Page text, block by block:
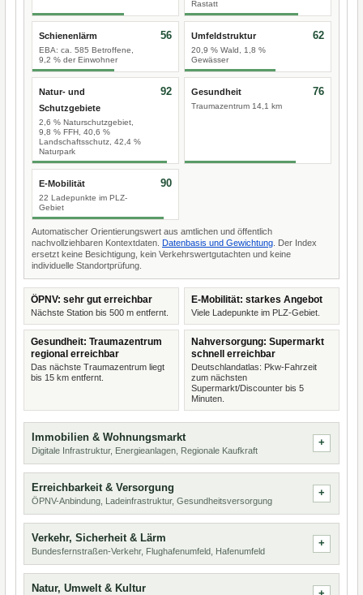
Rastatt
Schienenlärm
EBA: ca. 585 Betroffene,
9,2 % der Einwohner
56 Umfeldstruktur
20,9 % Wald, 1,8 %
Gewässer
62
Natur- und
Schutzgebiete
2,6 % Naturschutzgebiet,
9,8 % FFH, 40,6 %
Landschaftsschutz, 42,4 %
Naturpark
92 Gesundheit
Traumazentrum 14,1 km
76
E-Mobilität
22 Ladepunkte im PLZ-
Gebiet
90
Automatischer Orientierungswert aus amtlichen und öffentlich
nachvollziehbaren Kontextdaten. Datenbasis und Gewichtung . Der Index
ersetzt keine Besichtigung, kein Verkehrswertgutachten und keine
individuelle Standortprüfung.
ÖPNV: sehr gut erreichbar
Nächste Station bis 500 m entfernt.
E-Mobilität: starkes Angebot
Viele Ladepunkte im PLZ-Gebiet.
Gesundheit: Traumazentrum
regional erreichbar
Das nächste Traumazentrum liegt
bis 15 km entfernt.
Nahversorgung: Supermarkt
schnell erreichbar
Deutschlandatlas: Pkw-Fahrzeit
zum nächsten
Supermarkt/Discounter bis 5
Minuten.
Immobilien & Wohnungsmarkt
Digitale Infrastruktur, Energieanlagen, Regionale Kaufkraft
Erreichbarkeit & Versorgung
ÖPNV-Anbindung, Ladeinfrastruktur, Gesundheitsversorgung
Verkehr, Sicherheit & Lärm
Bundesfernstraßen-Verkehr, Flughafenumfeld, Hafenumfeld
Natur, Umwelt & Kultur